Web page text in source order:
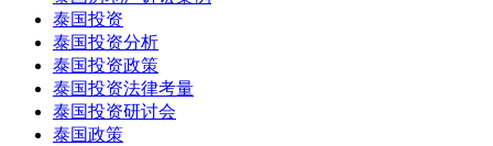
泰国投资
泰国投资分析
泰国投资政策
泰国投资法律考量
泰国投资研讨会
泰国政策